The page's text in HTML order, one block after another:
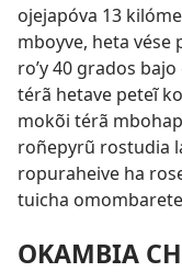
ojejapóva 13
mboyve, heta vése
roʼy 40 grados
térã hetave peteĩ
mokõi térã
roñepyrũ rostudia
ropuraheive ha
tuicha
OKAMBIA